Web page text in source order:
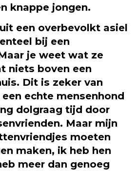
knappe jongen.
een overbevolkt asiel
bij een
je weet wat ze
niets boven een
Dit is zeker van
echte mensenhond
dolgraag tijd door
Maar mijn
moeten
maken, ik heb hen
meer dan genoeg